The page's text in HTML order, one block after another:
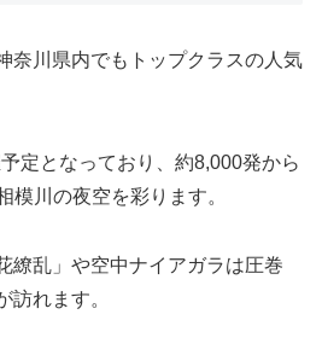
奈川県内でもトップクラスの人気
定となっており、約8,000発から
模川の夜空を彩ります。
繚乱」や空中ナイアガラは圧巻
訪れます。